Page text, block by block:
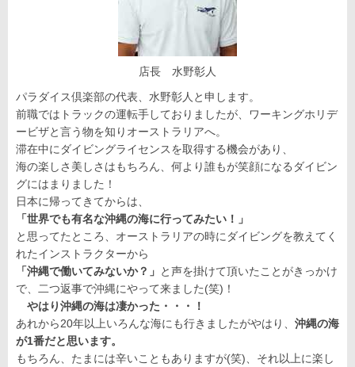
店長 水野彰人
パラダイス倶楽部の代表、水野彰人と申します。
前職ではトラックの運転手しておりましたが、ワーキングホリデ
ービザと言う物を知りオーストラリアへ。
滞在中にダイビングライセンスを取得する機会があり、
海の楽しさ美しさはもちろん、何より誰もが笑顔になるダイビン
グにはまりました！
日本に帰ってきてからは、
「世界でも有名な沖縄の海に行ってみたい！」
と思ってたところ、オーストラリアの時にダイビングを教えてく
れたインストラクターから
「沖縄で働いてみないか？ 」 と声を掛けて頂いたことがきっかけ
で、二つ返事で沖縄にやって来ました(笑)！
やはり沖縄の海は凄かった・・・！
あれから20年以上いろんな海にも行きましたがやはり、 沖縄の海
が1番だと思います。
もちろん、たまには辛いこともありますが(笑)、それ以上に楽し